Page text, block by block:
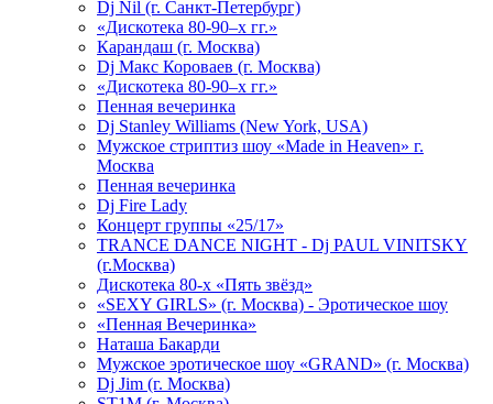
Dj Nil (г. Санкт-Петербург)
«Дискотека 80-90–х гг.»
Карандаш (г. Москва)
Dj Макс Короваев (г. Москва)
«Дискотека 80-90–х гг.»
Пенная вечеринка
Dj Stanley Williams (New York, USA)
Мужское стриптиз шоу «Made in Heaven» г.
Москва
Пенная вечеринка
Dj Fire Lady
Концерт группы «25/17»
TRANCE DANCE NIGHT - Dj PAUL VINITSKY
(г.Москва)
Дискотека 80-х «Пять звёзд»
«SEXY GIRLS» (г. Москва) - Эротическое шоу
«Пенная Вечеринка»
Hаташа Бакарди
Мужское эротическое шоу «GRAND» (г. Москва)
Dj Jim (г. Москва)